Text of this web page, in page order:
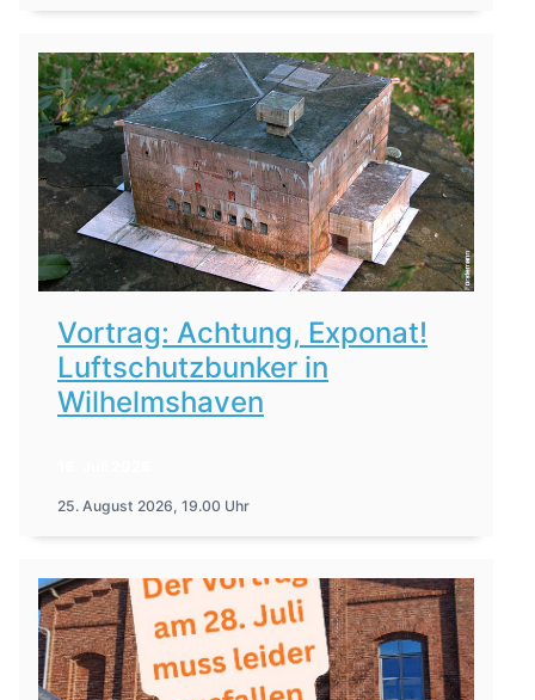
Vortrag: Achtung, Exponat!
Luftschutzbunker in
Wilhelmshaven
25. August 2026, 19.00 Uhr